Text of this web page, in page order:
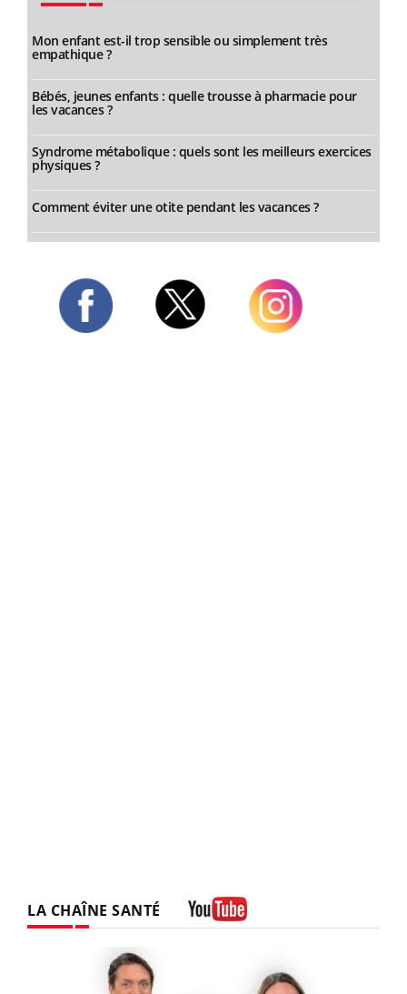
Mon enfant est-il trop sensible ou simplement très
empathique ?
Bébés, jeunes enfants : quelle trousse à pharmacie pour
les vacances ?
Syndrome métabolique : quels sont les meilleurs exercices
physiques ?
Comment éviter une otite pendant les vacances ?
LA CHAÎNE SANTÉ